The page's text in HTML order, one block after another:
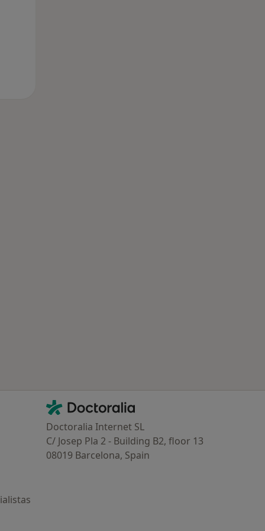
Contacto
Doctoralia - Página de inicio
Doctoralia Internet SL
C/ Josep Pla 2 - Building B2, floor 13
08019 Barcelona, Spain